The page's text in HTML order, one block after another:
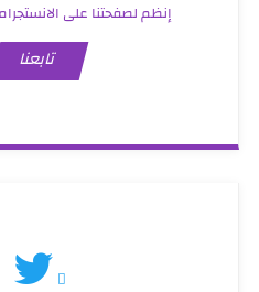
إنظم لصفحتنا على
تابعنا